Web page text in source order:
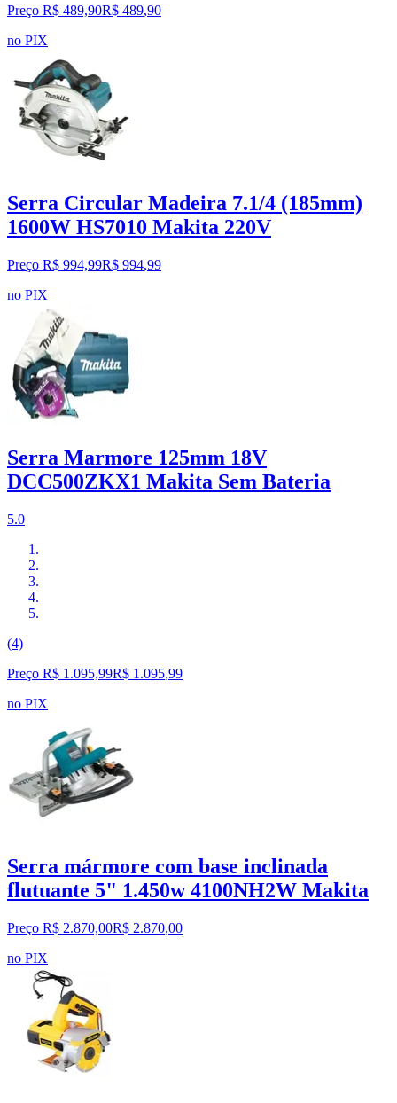
Preço R$ 489,90R$ 489,90
no PIX
Serra Circular Madeira 7.1/4 (185mm)
1600W HS7010 Makita 220V
Preço R$ 994,99R$ 994,99
no PIX
Serra Marmore 125mm 18V
DCC500ZKX1 Makita Sem Bateria
5.0
(4)
Preço R$ 1.095,99R$ 1.095,99
no PIX
Serra mármore com base inclinada
flutuante 5" 1.450w 4100NH2W Makita
Preço R$ 2.870,00R$ 2.870,00
no PIX